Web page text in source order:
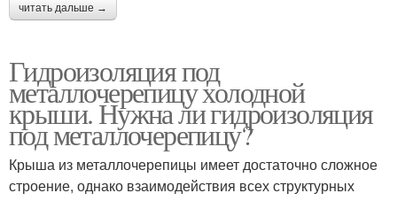
читать дальше →
Гидроизоляция под
металлочерепицу холодной
крыши. Нужна ли гидроизоляция
под металлочерепицу?
Крыша из металлочерепицы имеет достаточно сложное
строение, однако взаимодействия всех структурных